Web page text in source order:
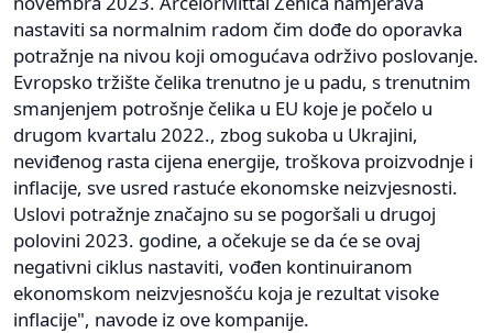
nastaviti sa normalnim radom čim dođe do oporavka
potražnje na nivou koji omogućava održivo poslovanje.
Evropsko tržište čelika trenutno je u padu, s trenutnim
smanjenjem potrošnje čelika u EU koje je počelo u
drugom kvartalu 2022., zbog sukoba u Ukrajini,
neviđenog rasta cijena energije, troškova proizvodnje i
inflacije, sve usred rastuće ekonomske neizvjesnosti.
Uslovi potražnje značajno su se pogoršali u drugoj
polovini 2023. godine, a očekuje se da će se ovaj
negativni ciklus nastaviti, vođen kontinuiranom
ekonomskom neizvjesnošću koja je rezultat visoke
inflacije", navode iz ove kompanije.